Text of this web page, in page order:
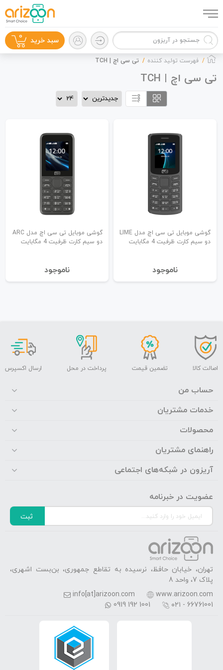
سبد خرید 0
فهرست تولید کننده تی سی اچ | TCH
تی سی اچ | TCH
گوشی موبایل تی سی اچ مدل LIME
دو سیم کارت ظرفیت 4 مگابایت
نا‌موجود
گوشی موبایل تی سی اچ مدل ARC
دو سیم کارت ظرفیت 4 مگابایت
نا‌موجود
اصالت کالا تضمین قیمت پرداخت در محل ارسال اکسپرس
حساب من
خدمات مشتریان
محصولات
راهنمای مشتریان
آریزون در شبکه‌های اجتماعی
عضویت در خبرنامه
ثبت
تهران، خیابان حافظ، نرسیده به تقاطع جمهوری، بن‌بست اشهری،
پلاک 7، واحد 8
www.arizoon.com
info[at]arizoon.com
۰۲۱ - 66761001
0919 192 1001